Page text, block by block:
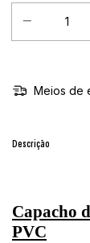
Meios de
Descrição
Capacho
PVC